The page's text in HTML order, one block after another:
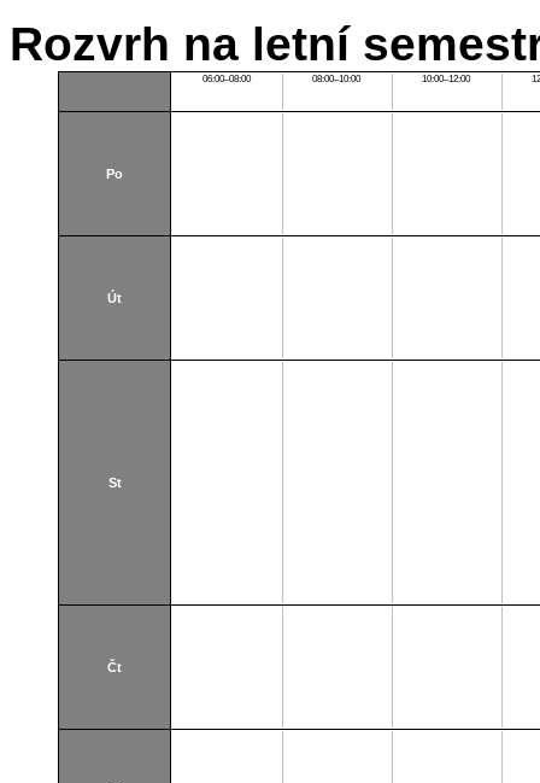
Rozvrh na letní
06:00–08:00 08:00–10:00 10:00–12:00
Po
Út
St
Čt